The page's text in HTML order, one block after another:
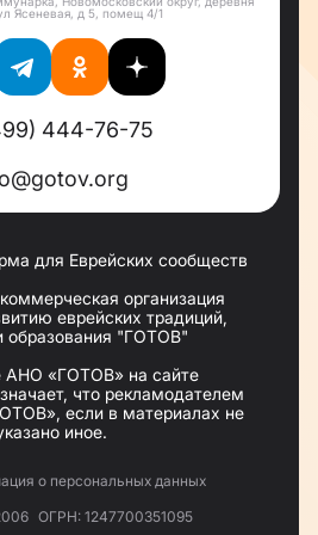
- Директор отдела
Раввин и
консультант на
лет. Отец 6 детей, в браке со
Дом» вместе с нами!
Ясеневая, д 5, помещ 4/1
444-76-75
для Еврейских сообществ
организация
еврейских традиций,
образования "ГОТОВ"
АНО «ГОТОВ» на сайте
что рекламодателем
если в материалах не
иное.
о персональных данных
ОГРН: 1247700351095